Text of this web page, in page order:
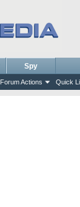
Forum Actions Quick
Spy